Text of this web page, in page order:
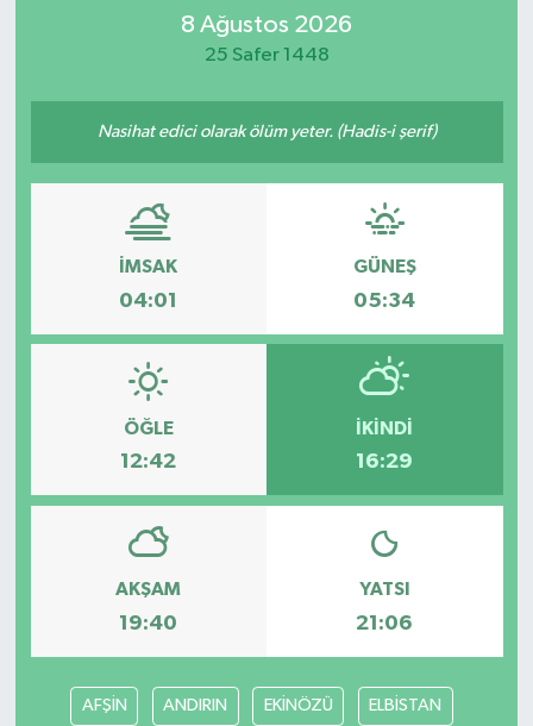
8 Ağustos 2026
25 Safer 1448
Nasihat edici olarak ölüm yeter. (Hadis-i şerif)
İMSAK
04:01
GÜNEŞ
05:34
ÖĞLE
12:42
İKINDI
16:29
AKŞAM
19:40
YATSI
21:06
AFŞİN ANDIRIN EKİNÖZÜ ELBİSTAN